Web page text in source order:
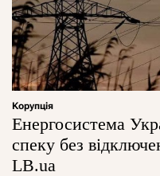
Корупція
Енергосистема
спеку без
LB.ua